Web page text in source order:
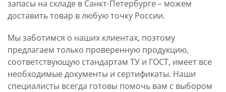
запасы на складе в Санкт-Петербурге – можем
доставить товар в любую точку России.
Мы заботимся о наших клиентах, поэтому
предлагаем только проверенную продукцию,
соответствующую стандартам ТУ и ГОСТ, имеет все
необходимые документы и сертификаты. Наши
специалисты всегда готовы помочь вам с выбором